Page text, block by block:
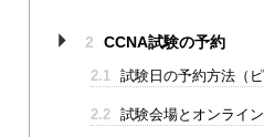
2 CCNA試験の予約
2.1 試験日の予約方法（
2.2 試験会場とオンライ